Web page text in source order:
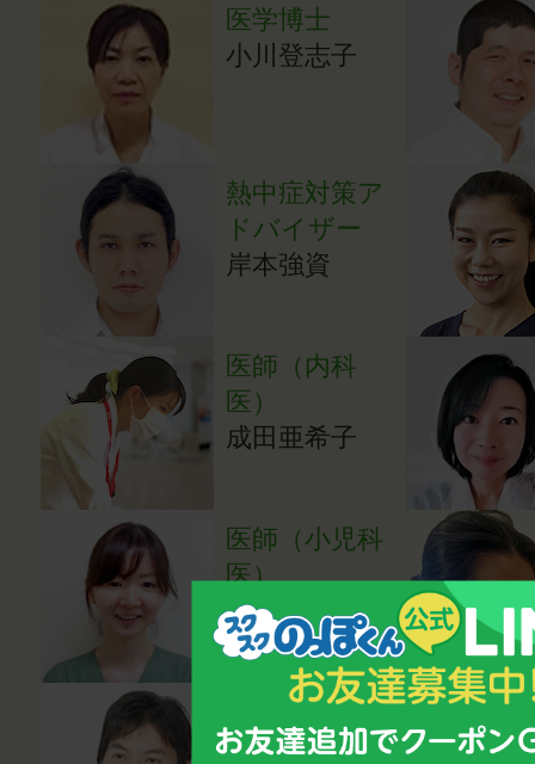
医学博士
小川登志子
熱中症対策ア
ドバイザー
岸本強資
医師（内科
医）
成田亜希子
医師（小児科
医）
湯田貴江
心理カウンセ
ラー・講師